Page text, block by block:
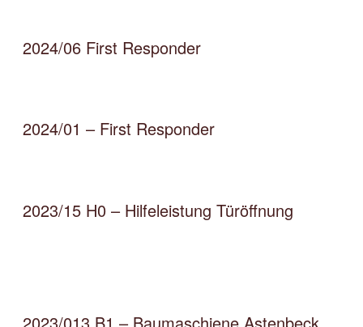
2024/06 First Responder
2024/01 – First Responder
2023/15 H0 – Hilfeleistung Türöffnung